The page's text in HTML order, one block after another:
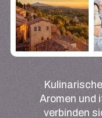
Aromen und
verbinden